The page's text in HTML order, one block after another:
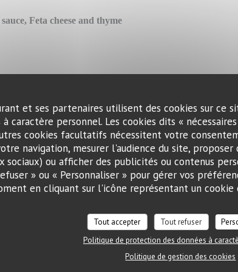
et ses partenaires utilisent des cookies sur ce
à caractère personnel. Les cookies dits «
cookies facultatifs nécessitent votre
navigation, mesurer l'audience du site,
sociaux) ou afficher des publicités ou contenus
» ou « Personnaliser » pour gérer vos
en cliquant sur l'icône représentant un cookie
Tout accepter Tout refuser
Politique de protection des données à
Politique de gestion des cookies
Feta cheese and thyme
& Graviera cheese
beetroot and mustard dill sauce
mince with spices and tomato sauce)